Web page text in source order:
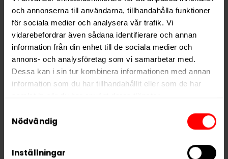
och annonserna till användarna, tillhandahålla funktioner
för sociala medier och analysera vår trafik. Vi
vidarebefordrar även sådana identifierare och annan
information från din enhet till de sociala medier och
annons- och analysföretag som vi samarbetar med.
Dessa kan i sin tur kombinera informationen med annan
information som du har tillhandahållit eller som de har
We work with
who may receive and
Nödvändig
Inställningar
Nikotin per gram
43,0 mg/g
Nikotin per portion
34,4 mg
Nikotin per dosa
688 mg
Vikt per dosa
Portioner per dosa
20
Vikt per portion
0,8 g
Tillverkare